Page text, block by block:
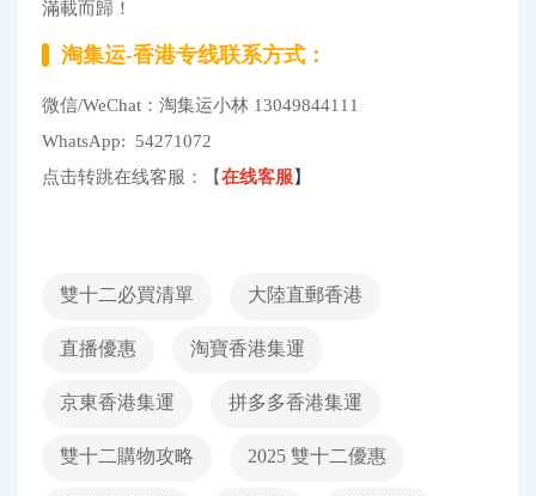
滿載而歸！
淘集运-香港专线联系方式：
微信/WeChat：淘集运小林 13049844111
WhatsApp: 54271072
点击转跳在线客服：【在线客服 】
雙十二必買清單 大陸直郵香港
直播優惠 淘寶香港集運
京東香港集運 拼多多香港集運
雙十二購物攻略 2025 雙十二優惠